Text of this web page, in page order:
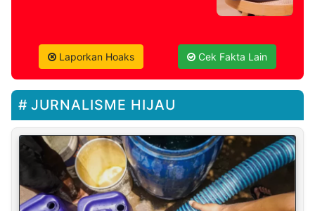
Laporkan Hoaks Cek Fakta Lain
JURNALISME HIJAU